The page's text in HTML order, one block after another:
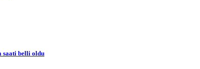
saati belli oldu